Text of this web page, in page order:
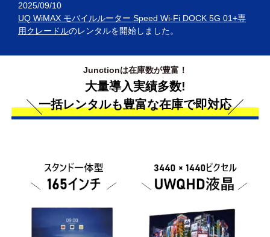
2025/09/10
UQ WiMAX モバイルルーター Speed Wi-Fi DOCK 5G 01+専
用クレードルのレンタルを開始しました。
Junctionは在庫数が豊富！
大量導入実績多数!
一括レンタルも豊富な在庫で即対応